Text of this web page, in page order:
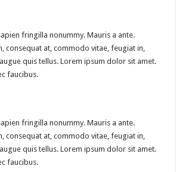
fringilla nonummy. Mauris a ante.
consequat at, commodo vitae, feugiat in,
quis tellus. Lorem ipsum dolor sit amet.
faucibus.
fringilla nonummy. Mauris a ante.
consequat at, commodo vitae, feugiat in,
quis tellus. Lorem ipsum dolor sit amet.
faucibus.